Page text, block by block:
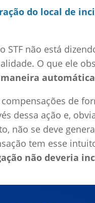
do local de
não está
O que ele
de
dessa ação e,
não se deve
tem esse
não deveria